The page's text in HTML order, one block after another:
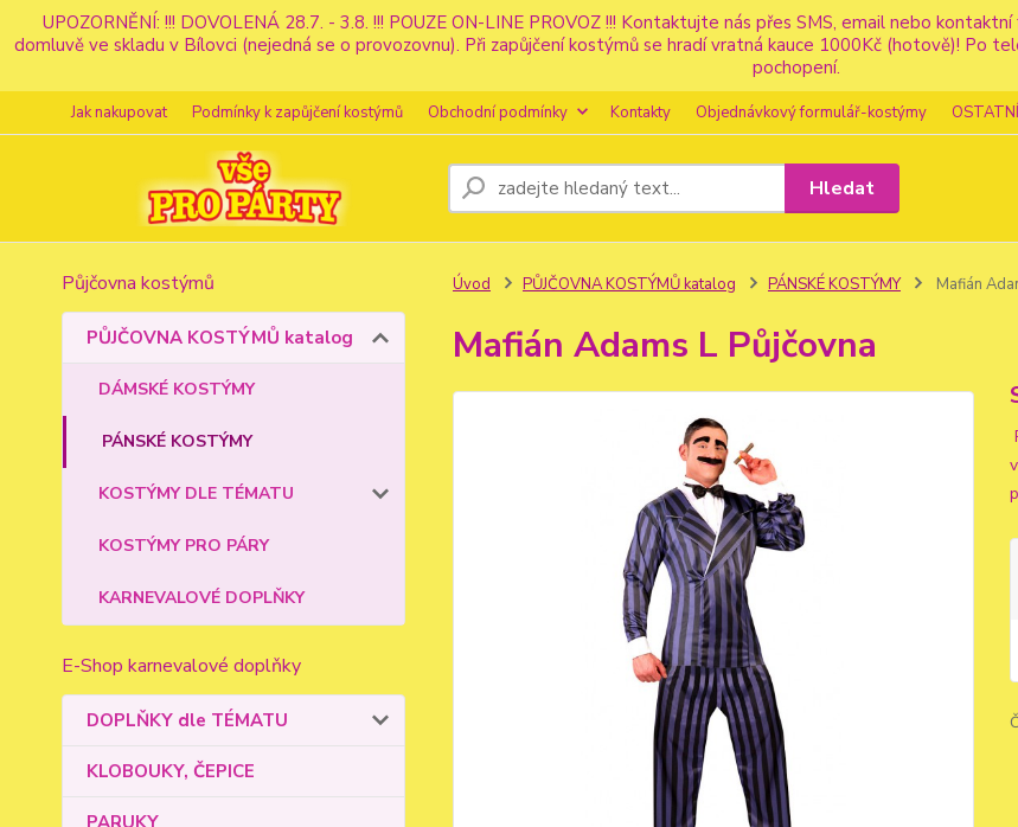
UPOZORNĚNÍ: !!! DOVOLENÁ 28.7. - 3.8. !!! POUZE ON-LINE PROVOZ !!! Kontaktujte nás přes SMS, email nebo
domluvě ve skladu v Bílovci (nejedná se o provozovnu). Při zapůjčení kostýmů se hradí vratná kauce 1000Kč (hotově)! Po
pochopení.
Jak nakupovat Podmínky k zapůjčení kostýmů Obchodní podmínky Kontakty Objednávkový formulář-kostýmy
Hledat
Půjčovna kostýmů
PŮJČOVNA KOSTÝMŮ katalog
DÁMSKÉ KOSTÝMY
PÁNSKÉ KOSTÝMY
KOSTÝMY DLE TÉMATU
KOSTÝMY PRO PÁRY
KARNEVALOVÉ DOPLŇKY
E-Shop karnevalové doplňky
DOPLŇKY dle TÉMATU
KLOBOUKY, ČEPICE
PARUKY
Úvod PŮJČOVNA KOSTÝMŮ katalog PÁNSKÉ KOSTÝMY Mafián
Mafián Adams L Půjčovna